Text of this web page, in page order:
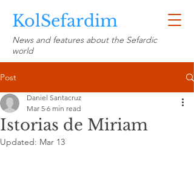
KolSefardim
News and features about the Sefardic
world
Post
Istorias de Miriam
Daniel Santacruz
Mar 5 6 min read
Updated: Mar 13